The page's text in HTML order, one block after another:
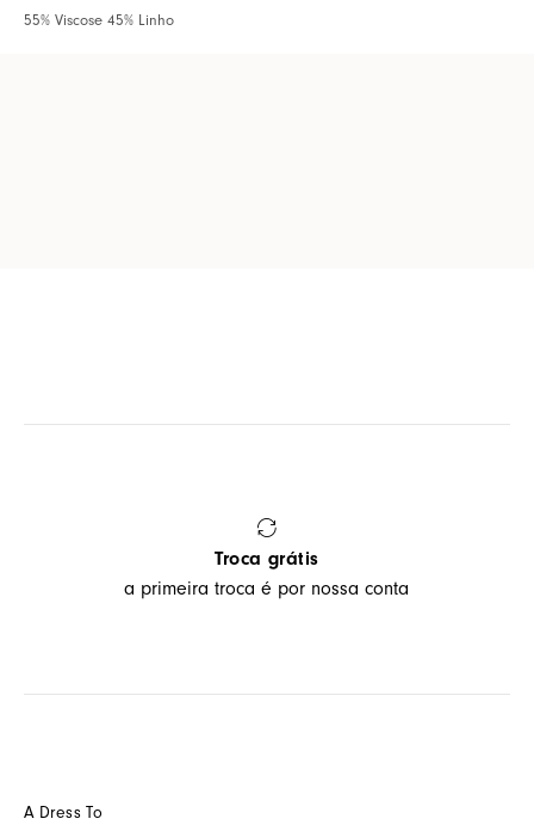
55% Viscose 45% Linho
Troca grátis
a primeira troca é por nossa conta
A Dress To